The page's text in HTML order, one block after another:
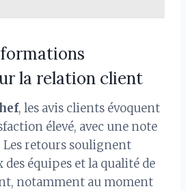
la relation client
, les avis clients évoquent
élevé, avec une note
Les retours soulignent
des équipes et la qualité de
notamment au moment